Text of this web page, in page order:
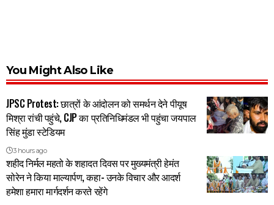
You Might Also Like
JPSC Protest: छात्रों के आंदोलन को समर्थन देने पीयूष
मिश्रा रांची पहुंचे, CJP का प्रतिनिधिमंडल भी पहुंचा जयपाल
सिंह मुंडा स्टेडियम
3 hours ago
शहीद निर्मल महतो के शहादत दिवस पर मुख्यमंत्री हेमंत
सोरेन ने किया माल्यार्पण, कहा- उनके विचार और आदर्श
हमेशा हमारा मार्गदर्शन करते रहेंगे